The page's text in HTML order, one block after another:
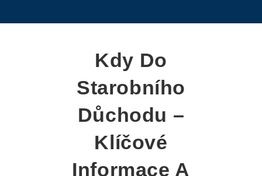
Kdy Do
Starobního
Důchodu –
Klíčové
Informace A